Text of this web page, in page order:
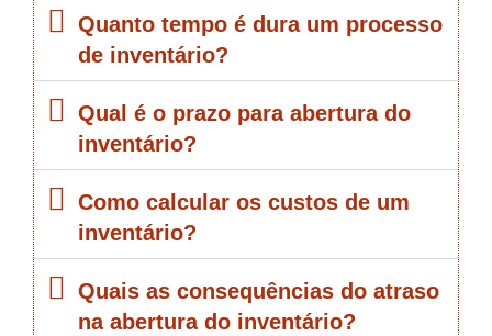
Quanto tempo é dura um processo
de inventário?
Qual é o prazo para abertura do
inventário?
Como calcular os custos de um
inventário?
Quais as consequências do atraso
na abertura do inventário?